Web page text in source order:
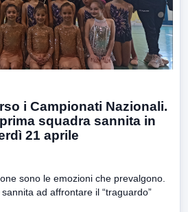
i Campionati Nazionali.
squadra sannita in
21 aprile
sono le emozioni che prevalgono.
ad affrontare il “traguardo”